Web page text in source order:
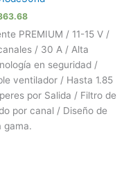
PREMIUM / 11-15 V /
/ 30 A / Alta
en seguridad /
ventilador / Hasta 1.85
por Salida / Filtro de
por canal / Diseño de
gama.